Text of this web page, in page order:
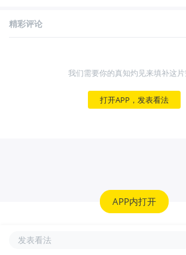
精彩评论
我们需要你的真知灼见来填补这片
打开APP，发表看法
APP内打开
发表看法